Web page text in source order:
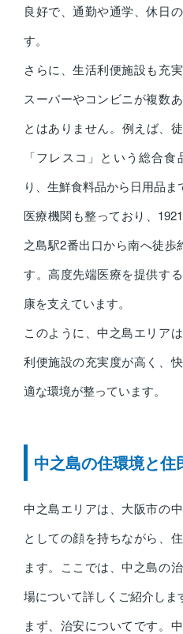
良好で、通勤や通学、休日
す。
さらに、生活利便施設も充
スーパーやコンビニが複数
とはありません。例えば、
「フレスコ」という総合
り、生鮮食料品から日用品ま
医療機関も整っており、
之島駅2番出口から南へ徒歩
す。高度先端医療を提供す
康を支えています。
このように、中之島エリア
利便施設の充実度が高く、
適な環境が整っています。
中之島の住環境と住
中之島エリアは、大阪市の
としての顔を持ちながら、
ます。ここでは、中之島の
場について詳しくご紹介しま
まず、治安についてです。